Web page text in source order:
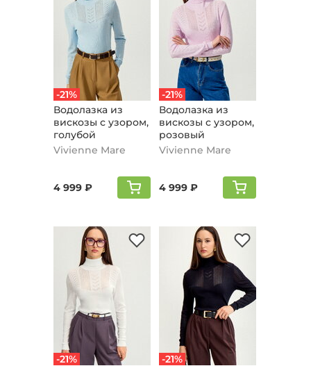
-21%
Водолазка из
вискозы с узором,
голубой
Vivienne Mare
4 999 ₽
-21%
Водолазка из
вискозы с узором,
розовый
Vivienne Mare
4 999 ₽
-21%
-21%